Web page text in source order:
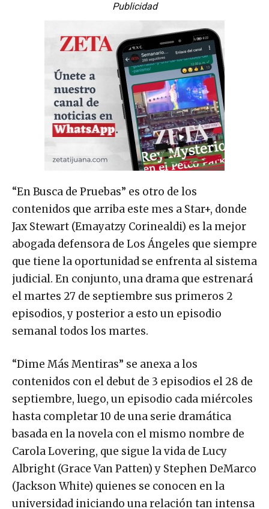
Publicidad
“En Busca de Pruebas” es otro de los
contenidos que arriba este mes a Star+, donde
Jax Stewart (Emayatzy Corinealdi) es la mejor
abogada defensora de Los Ángeles que siempre
que tiene la oportunidad se enfrenta al sistema
judicial. En conjunto, una drama que estrenará
el martes 27 de septiembre sus primeros 2
episodios, y posterior a esto un episodio
semanal todos los martes.
“Dime Más Mentiras” se anexa a los
contenidos con el debut de 3 episodios el 28 de
septiembre, luego, un episodio cada miércoles
hasta completar 10 de una serie dramática
basada en la novela con el mismo nombre de
Carola Lovering, que sigue la vida de Lucy
Albright (Grace Van Patten) y Stephen DeMarco
(Jackson White) quienes se conocen en la
universidad iniciando una relación tan intensa